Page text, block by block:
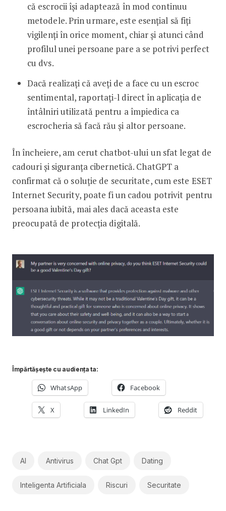
că escrocii își adaptează în mod continuu
metodele. Prin urmare, este esențial să fiți
vigilenți în orice moment, chiar și atunci când
profilul unei persoane pare a se potrivi perfect
cu dvs.
Dacă realizați că aveți de a face cu un escroc
sentimental, raportați-l direct în aplicația de
întâlniri utilizată pentru a împiedica ca
escrocheria să facă rău și altor persoane.
În încheiere, am cerut chatbot-ului un sfat legat de
cadouri și siguranța cibernetică. ChatGPT a
confirmat că o soluție de securitate, cum este ESET
Internet Security, poate fi un cadou potrivit pentru
persoana iubită, mai ales dacă aceasta este
preocupată de protecția digitală.
Împărtășește cu audiența ta:
WhatsApp Facebook
X LinkedIn Reddit
AI Antivirus Chat Gpt Dating
Inteligenta Artificiala Riscuri Securitate